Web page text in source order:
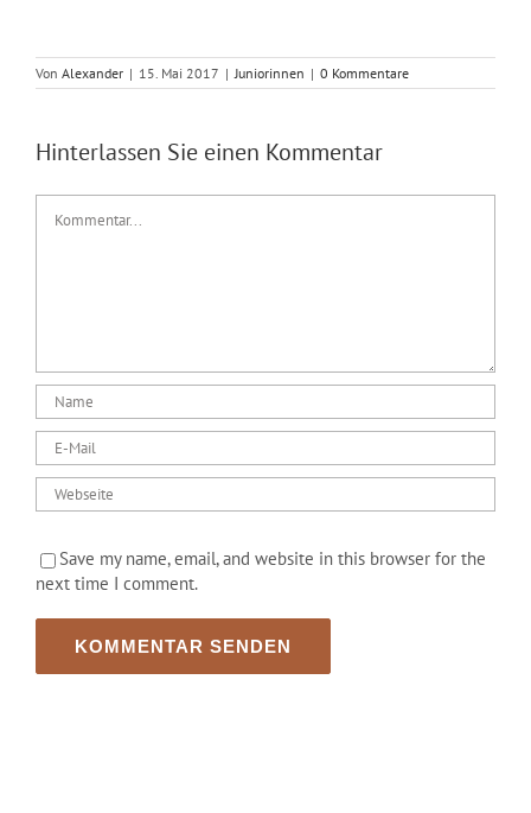
Von Alexander | 15. Mai 2017 | Juniorinnen | 0 Kommentare
Hinterlassen Sie einen Kommentar
Save my name, email, and website in this browser for the
next time I comment.